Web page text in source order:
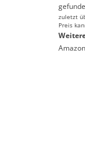
zuletzt
Preis
Amazon